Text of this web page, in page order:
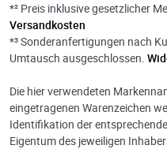
*² Preis inklusive gesetzlicher
Versandkosten
*³ Sonderanfertigungen nach
Umtausch ausgeschlossen.
Die hier verwendeten
eingetragenen Warenzeichen
Identifikation der
Eigentum des jeweiligen